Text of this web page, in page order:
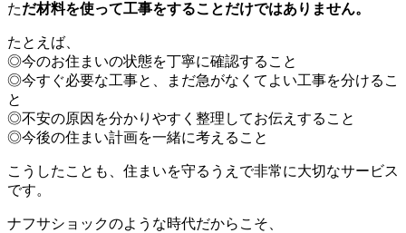
ただ材料を使って工事をすることだけではありません。
たとえば、
◎今のお住まいの状態を丁寧に確認すること
◎今すぐ必要な工事と、まだ急がなくてよい工事を分けるこ
と
◎不安の原因を分かりやすく整理してお伝えすること
◎今後の住まい計画を一緒に考えること
こうしたことも、住まいを守るうえで非常に大切なサービス
です。
ナフサショックのような時代だからこそ、